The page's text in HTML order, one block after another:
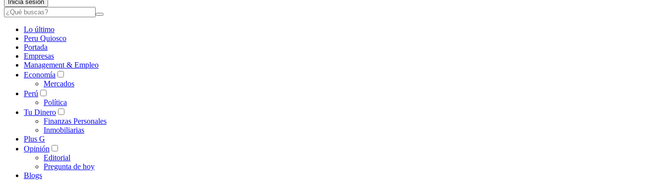
Inicia sesión
Lo último
Peru Quiosco
Portada
Empresas
Management & Empleo
Economía
Mercados
Perú
Política
Tu Dinero
Finanzas Personales
Inmobiliarias
Plus G
Opinión
Editorial
Pregunta de hoy
Blogs